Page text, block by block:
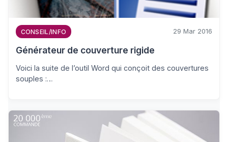
CONSEIL/INFO 29 Mar 2016
Générateur de couverture rigide
Voici la suite de l’outil Word qui conçoit des couvertures
souples :…